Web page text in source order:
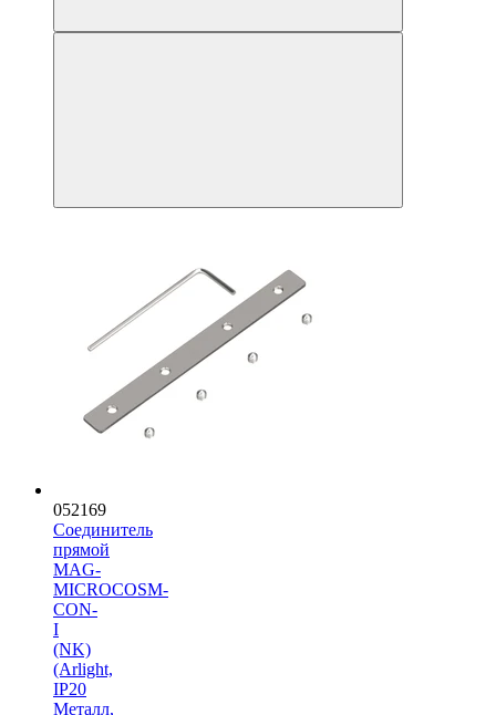
052169
Соединитель
прямой
MAG-
MICROCOSM-
CON-
I
(NK)
(Arlight,
IP20
Металл,